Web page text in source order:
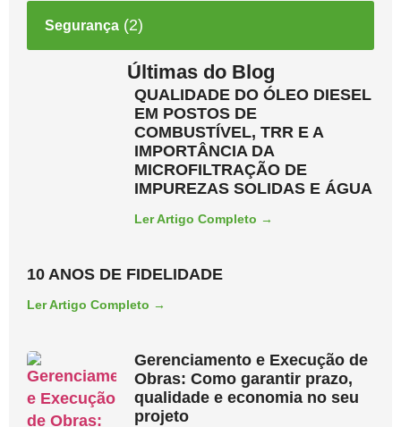
Segurança (2)
Últimas do Blog
QUALIDADE DO ÓLEO DIESEL
EM POSTOS DE
COMBUSTÍVEL, TRR E A
IMPORTÂNCIA DA
MICROFILTRAÇÃO DE
IMPUREZAS SOLIDAS E ÁGUA
Ler Artigo Completo →
10 ANOS DE FIDELIDADE
Ler Artigo Completo →
Gerenciamento e Execução de
Obras: Como garantir prazo,
qualidade e economia no seu
projeto